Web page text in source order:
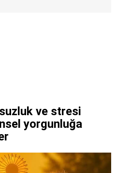
ve stresi
yorgunluğa